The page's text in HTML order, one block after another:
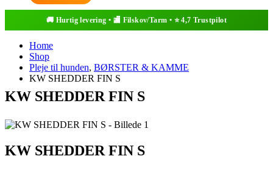
Home
Shop
Pleje til hunden, BØRSTER & KAMME
KW SHEDDER FIN S
KW SHEDDER FIN S
KW SHEDDER FIN S